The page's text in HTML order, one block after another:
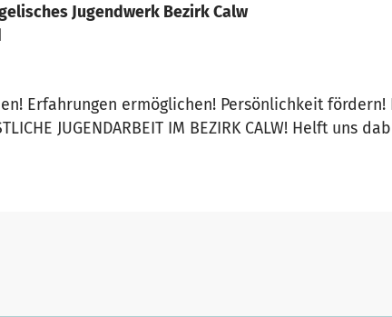
Jugendwerk Bezirk Calw
Erfahrungen ermöglichen! Persönlichkeit fördern!
JUGENDARBEIT IM BEZIRK CALW! Helft uns